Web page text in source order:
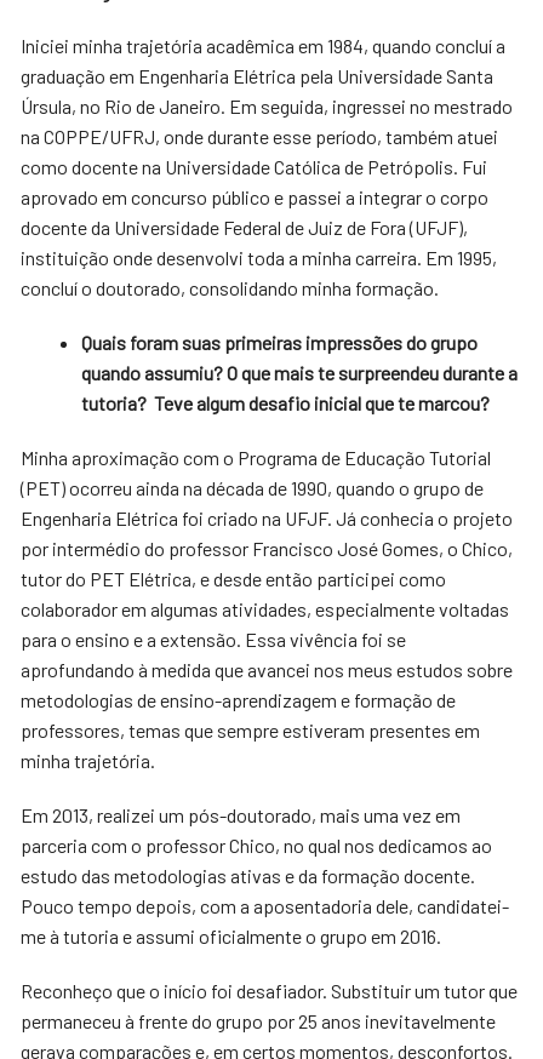
Iniciei minha trajetória acadêmica em 1984, quando concluí a
graduação em Engenharia Elétrica pela Universidade Santa
Úrsula, no Rio de Janeiro. Em seguida, ingressei no mestrado
na COPPE/UFRJ, onde durante esse período, também atuei
como docente na Universidade Católica de Petrópolis. Fui
aprovado em concurso público e passei a integrar o corpo
docente da Universidade Federal de Juiz de Fora (UFJF),
instituição onde desenvolvi toda a minha carreira. Em 1995,
concluí o doutorado, consolidando minha formação.
Quais foram suas primeiras impressões do grupo
quando assumiu? O que mais te surpreendeu durante a
tutoria? Teve algum desafio inicial que te marcou?
Minha aproximação com o Programa de Educação Tutorial
(PET) ocorreu ainda na década de 1990, quando o grupo de
Engenharia Elétrica foi criado na UFJF. Já conhecia o projeto
por intermédio do professor Francisco José Gomes, o Chico,
tutor do PET Elétrica, e desde então participei como
colaborador em algumas atividades, especialmente voltadas
para o ensino e a extensão. Essa vivência foi se
aprofundando à medida que avancei nos meus estudos sobre
metodologias de ensino-aprendizagem e formação de
professores, temas que sempre estiveram presentes em
minha trajetória.
Em 2013, realizei um pós-doutorado, mais uma vez em
parceria com o professor Chico, no qual nos dedicamos ao
estudo das metodologias ativas e da formação docente.
Pouco tempo depois, com a aposentadoria dele, candidatei-
me à tutoria e assumi oficialmente o grupo em 2016.
Reconheço que o início foi desafiador. Substituir um tutor que
permaneceu à frente do grupo por 25 anos inevitavelmente
gerava comparações e, em certos momentos, desconfortos.